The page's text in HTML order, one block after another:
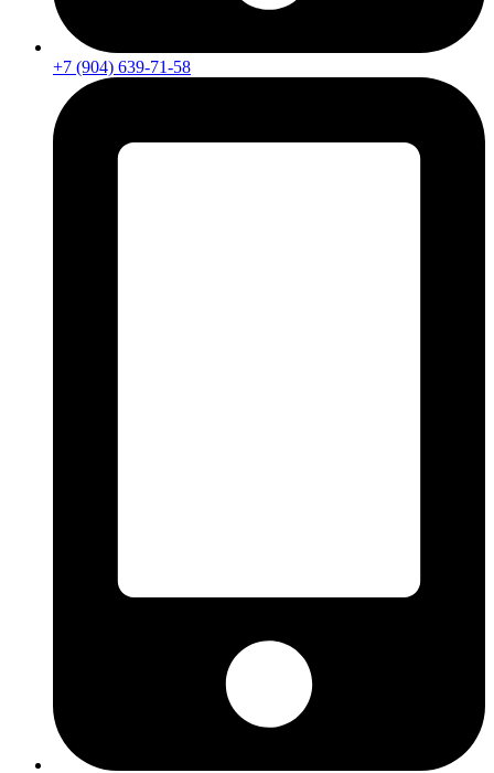
+7 (904) 639-71-58